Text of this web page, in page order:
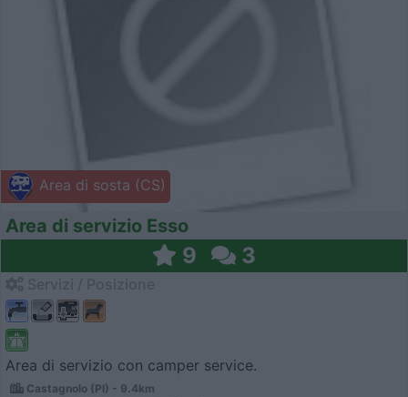
Area di sosta (CS)
Area di servizio Esso
9 3
Area di servizio con camper service.
Castagnolo (PI) - 9.4km